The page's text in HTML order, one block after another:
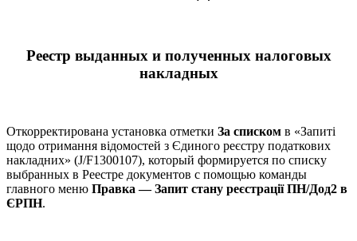
Реестр выданных и полученных налоговых
накладных
Откорректирована установка отметки За списком в «Запиті
щодо отримання відомостей з Єдиного реєстру податкових
накладних» (J/F1300107), который формируется по списку
выбранных в Реестре документов с помощью команды
главного меню Правка —Запит стану реєстрації ПН/Дод2 в
ЄРПН.